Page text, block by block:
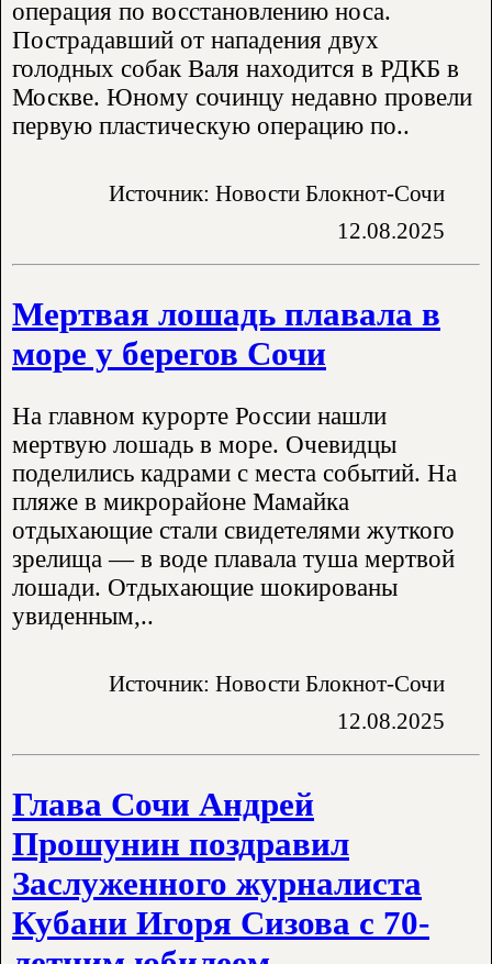
операция по восстановлению носа.
Пострадавший от нападения двух
голодных собак Валя находится в РДКБ в
Москве. Юному сочинцу недавно провели
первую пластическую операцию по..
Источник: Новости Блокнот-Сочи
12.08.2025
Мертвая лошадь плавала в
море у берегов Сочи
На главном курорте России нашли
мертвую лошадь в море. Очевидцы
поделились кадрами с места событий. На
пляже в микрорайоне Мамайка
отдыхающие стали свидетелями жуткого
зрелища — в воде плавала туша мертвой
лошади. Отдыхающие шокированы
увиденным,..
Источник: Новости Блокнот-Сочи
12.08.2025
Глава Сочи Андрей
Прошунин поздравил
Заслуженного журналиста
Кубани Игоря Сизова с 70-